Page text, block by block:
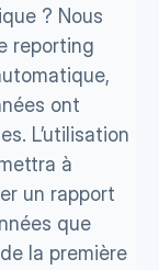
? Nous
reporting
ont
L’utilisation
à
un rapport
que
la première